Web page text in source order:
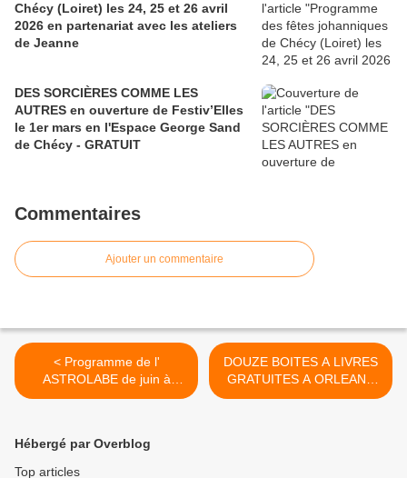
Chécy (Loiret) les 24, 25 et 26 avril
2026 en partenariat avec les ateliers
de Jeanne
DES SORCIÈRES COMME LES
AUTRES en ouverture de Festiv’Elles
le 1er mars en l'Espace George Sand
de Chécy - GRATUIT
Commentaires
Ajouter un commentaire
< Programme de l'
ASTROLABE de juin à
décembre 2017 : les
DOUZE BOITES A LIVRES
GRATUITES A ORLEANS
dès cet été: La première est
Hébergé par Overblog
Top articles